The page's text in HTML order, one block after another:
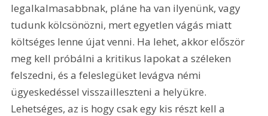
legalkalmasabbnak, pláne ha van ilyenünk, vagy
tudunk kölcsönözni, mert egyetlen vágás miatt
költséges lenne újat venni. Ha lehet, akkor először
meg kell próbálni a kritikus lapokat a széleken
felszedni, és a feleslegüket levágva némi
ügyeskedéssel visszailleszteni a helyükre.
Lehetséges, az is hogy csak egy kis részt kell a